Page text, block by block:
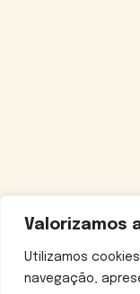
Valorizamos
Utilizamos
navegação,